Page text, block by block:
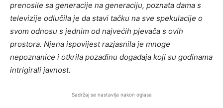
prenosile sa generacije na generaciju, poznata dama s
televizije odlučila je da stavi tačku na sve spekulacije o
svom odnosu s jednim od najvećih pjevača s ovih
prostora. Njena ispovijest razjasnila je mnoge
nepoznanice i otkrila pozadinu događaja koji su godinama
intrigirali javnost.
Sadržaj se nastavlja nakon oglasa